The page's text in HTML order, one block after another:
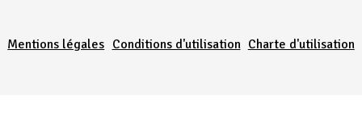
Mentions légales Conditions d'utilisation Charte d'utilisation